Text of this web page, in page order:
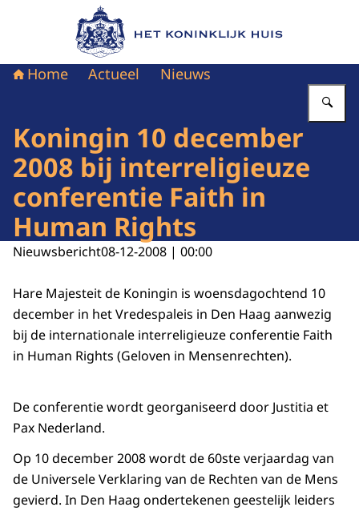
Naar de homepage van Het Koninklijk Huis
Home Actueel Nieuws
Koningin 10 december
2008 bij interreligieuze
conferentie Faith in
Human Rights
Nieuwsbericht08-12-2008 | 00:00
Hare Majesteit de Koningin is woensdagochtend 10
december in het Vredespaleis in Den Haag aanwezig
bij de internationale interreligieuze conferentie Faith
in Human Rights (Geloven in Mensenrechten).
De conferentie wordt georganiseerd door Justitia et
Pax Nederland.
Op 10 december 2008 wordt de 60ste verjaardag van
de Universele Verklaring van de Rechten van de Mens
gevierd. In Den Haag ondertekenen geestelijk leiders